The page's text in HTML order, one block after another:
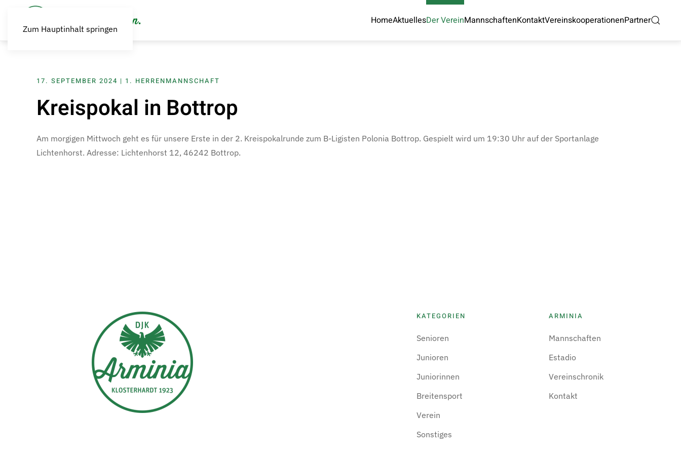
Zum Hauptinhalt springen
HomeAktuellesDer VereinMannschaftenKontaktVereinskooperationenPartner
17. SEPTEMBER 2024 | 1. HERRENMANNSCHAFT
Kreispokal in Bottrop
Am morgigen Mittwoch geht es für unsere Erste in der 2. Kreispokalrunde zum B-Ligisten Polonia Bottrop. Gespielt wird um 19:30 Uhr auf der Sportanlage
Lichtenhorst. Adresse: Lichtenhorst 12, 46242 Bottrop.
KATEGORIEN
Senioren
Junioren
Juniorinnen
Breitensport
Verein
Sonstiges
ARMINIA
Mannschaften
Estadio
Vereinschronik
Kontakt